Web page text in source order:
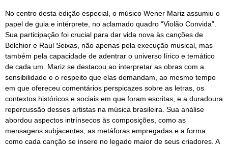
No centro desta edição especial, o músico Wener Mariz assumiu o
papel de guia e intérprete, no aclamado quadro “Violão Convida”.
Sua participação foi crucial para dar vida nova às canções de
Belchior e Raul Seixas, não apenas pela execução musical, mas
também pela capacidade de adentrar o universo lírico e temático
de cada um. Mariz se destacou ao interpretar as obras com a
sensibilidade e o respeito que elas demandam, ao mesmo tempo
em que ofereceu comentários perspicazes sobre as letras, os
contextos históricos e sociais em que foram escritas, e a duradoura
repercussão desses artistas na música brasileira. Sua análise
abordou aspectos intrínsecos às composições, como as
mensagens subjacentes, as metáforas empregadas e a forma
como cada canção se insere no legado maior de seus criadores. A